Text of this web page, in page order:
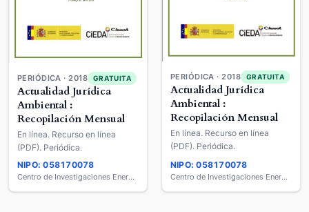
PERIÓDICA · 2018 GRATUITA
Actualidad Jurídica
Ambiental :
Recopilación Mensual
En línea. Recurso en línea
NIPO: 058170078
PERIÓDICA · 2018 GRATUITA
Actualidad Jurídica
Ambiental :
Recopilación Mensual
En línea. Recurso en línea
NIPO: 058170078